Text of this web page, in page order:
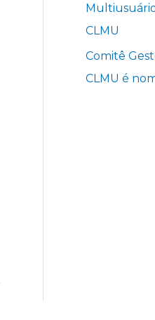
CLMU
Comitê
CLMU é